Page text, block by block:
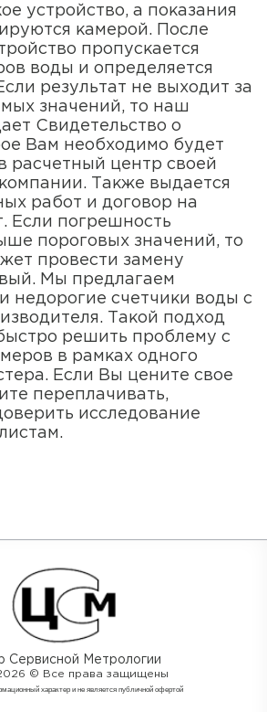
устройство, а показания
камерой. После
пропускается
воды и определяется
результат не выходит за
значений, то наш
Свидетельство о
Вам необходимо будет
расчетный центр своей
Также выдается
работ и договор на
Если погрешность
пороговых значений, то
провести замену
Мы предлагаем
недорогие счетчики воды с
Такой подход
решить проблему с
в рамках одного
Если Вы цените свое
переплачивать,
исследование
Сервисной Метрологии
© Все права защищены
характер и не является публичной офертой